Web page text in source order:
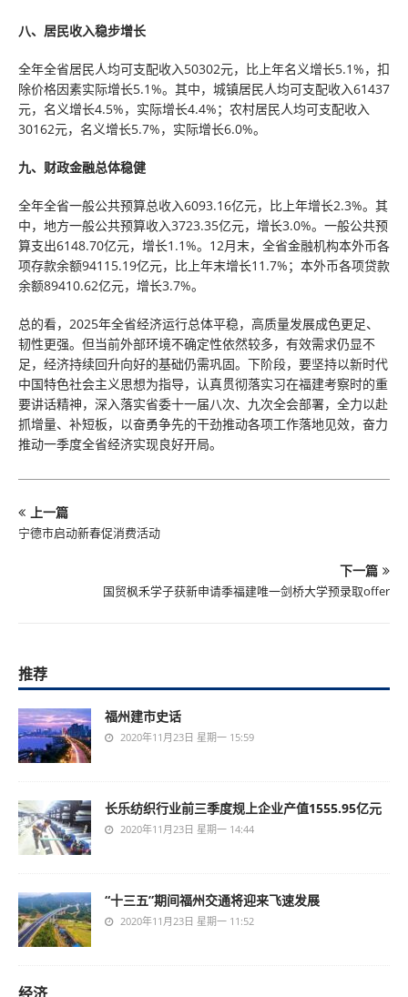
八、居民收入稳步增长
全年全省居民人均可支配收入50302元，比上年名义增长5.1%，扣
除价格因素实际增长5.1%。其中，城镇居民人均可支配收入61437
元，名义增长4.5%，实际增长4.4%；农村居民人均可支配收入
30162元，名义增长5.7%，实际增长6.0%。
九、财政金融总体稳健
全年全省一般公共预算总收入6093.16亿元，比上年增长2.3%。其
中，地方一般公共预算收入3723.35亿元，增长3.0%。一般公共预
算支出6148.70亿元，增长1.1%。12月末，全省金融机构本外币各
项存款余额94115.19亿元，比上年末增长11.7%；本外币各项贷款
余额89410.62亿元，增长3.7%。
总的看，2025年全省经济运行总体平稳，高质量发展成色更足、
韧性更强。但当前外部环境不确定性依然较多，有效需求仍显不
足，经济持续回升向好的基础仍需巩固。下阶段，要坚持以新时代
中国特色社会主义思想为指导，认真贯彻落实习在福建考察时的重
要讲话精神，深入落实省委十一届八次、九次全会部署，全力以赴
抓增量、补短板，以奋勇争先的干劲推动各项工作落地见效，奋力
推动一季度全省经济实现良好开局。
上一篇
宁德市启动新春促消费活动
下一篇
国贸枫禾学子获新申请季福建唯一剑桥大学预录取offer
推荐
福州建市史话
2020年11月23日 星期一 15:59
长乐纺织行业前三季度规上企业产值1555.95亿元
2020年11月23日 星期一 14:44
“十三五”期间福州交通将迎来飞速发展
2020年11月23日 星期一 11:52